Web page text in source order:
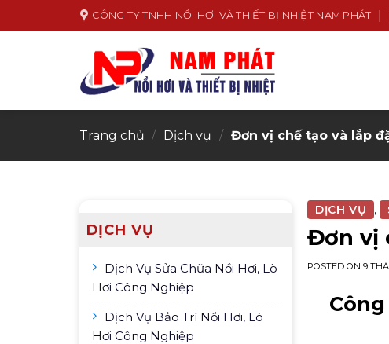
to
CÔNG TY TNHH NỒI HƠI VÀ THIẾT BỊ NHIỆT NAM PHÁT
Trang chủ / Dịch vụ / Đơn vị chế tạo và lắp
DỊCH VỤ
Dịch Vụ Sửa Chữa Nồi Hơi, Lò
Hơi Công Nghiệp
Dịch Vụ Bảo Trì Nồi Hơi, Lò
Hơi Công Nghiệp
DỊCH VỤ ,
Đơn vị
POSTED ON9